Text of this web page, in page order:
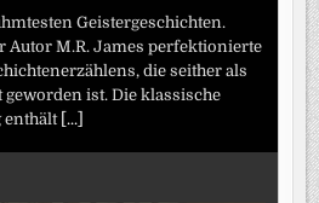
Geistergeschichten.
Autor M.R. James perfektionierte
die seither als
ist. Die klassische
enthält [...]